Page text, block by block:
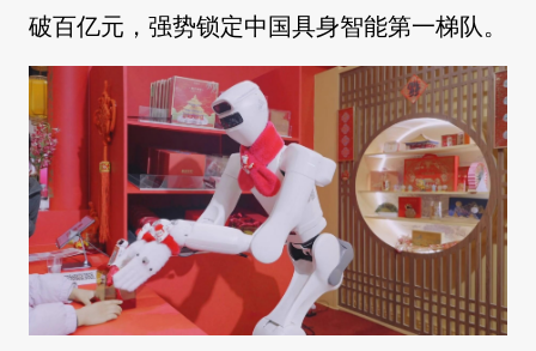
破百亿元，强势锁定中国具身智能第一梯队。